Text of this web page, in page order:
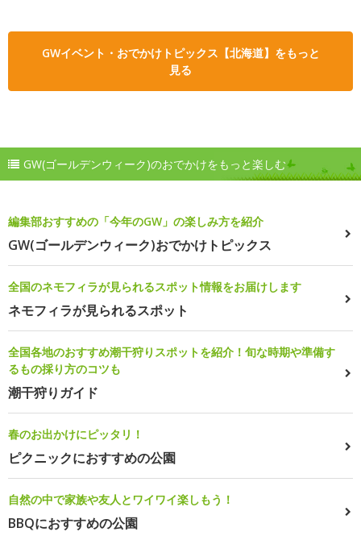
GWイベント・おでかけトピックス【北海道】をもっと
見る
GW(ゴールデンウィーク)のおでかけをもっと楽しむ
編集部おすすめの「今年のGW」の楽しみ方を紹介
GW(ゴールデンウィーク)おでかけトピックス
全国のネモフィラが見られるスポット情報をお届けします
ネモフィラが見られるスポット
全国各地のおすすめ潮干狩りスポットを紹介！旬な時期や準備す
るもの採り方のコツも
潮干狩りガイド
春のお出かけにピッタリ！
ピクニックにおすすめの公園
自然の中で家族や友人とワイワイ楽しもう！
BBQにおすすめの公園